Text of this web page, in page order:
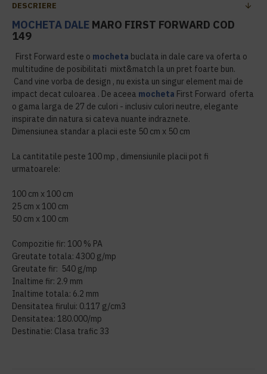
DESCRIERE
MOCHETA DALE MARO FIRST FORWARD COD
149
First Forward este o mocheta buclata in dale care va oferta o
multitudine de posibilitati mixt&match la un pret foarte bun.
Cand vine vorba de design , nu exista un singur element mai de
impact decat culoarea . De aceea mocheta First Forward oferta
o gama larga de 27 de culori - inclusiv culori neutre, elegante
inspirate din natura si cateva nuante indraznete.
Dimensiunea standar a placii este 50 cm x 50 cm
La cantitatile peste 100 mp , dimensiunile placii pot fi
urmatoarele:
100 cm x 100 cm
25 cm x 100 cm
50 cm x 100 cm
Compozitie fir: 100 % PA
Greutate totala: 4300 g/mp
Greutate fir: 540 g/mp
Inaltime fir: 2.9 mm
Inaltime totala: 6.2 mm
Densitatea firului: 0.117 g/cm3
Densitatea: 180.000/mp
Destinatie: Clasa trafic 33